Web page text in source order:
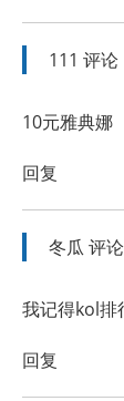
111 评论
10元雅典娜
回复
冬瓜 评论
我记得kol排
回复